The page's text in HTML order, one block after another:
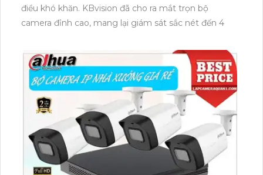
điều khó khăn. KBvision đã cho ra mắt trọn bộ
camera đỉnh cao, mang lại giám sát sắc nét đến 4